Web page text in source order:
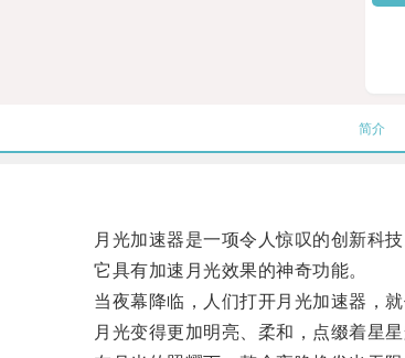
简介
月光加速器是一项令人惊叹的创新科技
它具有加速月光效果的神奇功能。
当夜幕降临，人们打开月光加速器，就
月光变得更加明亮、柔和，点缀着星星